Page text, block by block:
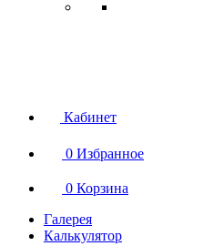
Кабинет
0 Избранное
0 Корзина
Галерея
Калькулятор